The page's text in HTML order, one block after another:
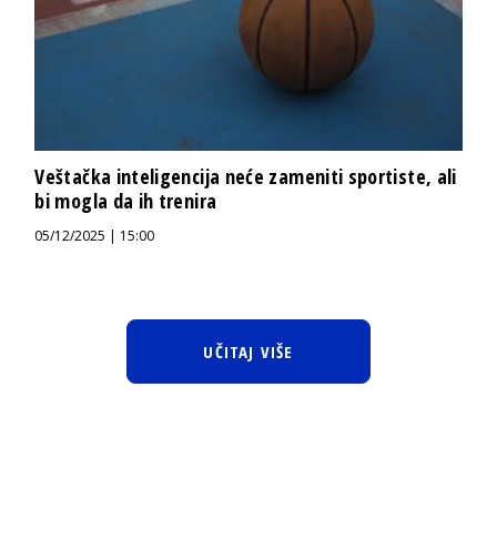
Veštačka inteligencija neće zameniti sportiste, ali
bi mogla da ih trenira
05/12/2025 | 15:00
UČITAJ VIŠE